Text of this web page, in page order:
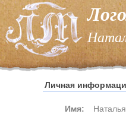
Личная
Имя: